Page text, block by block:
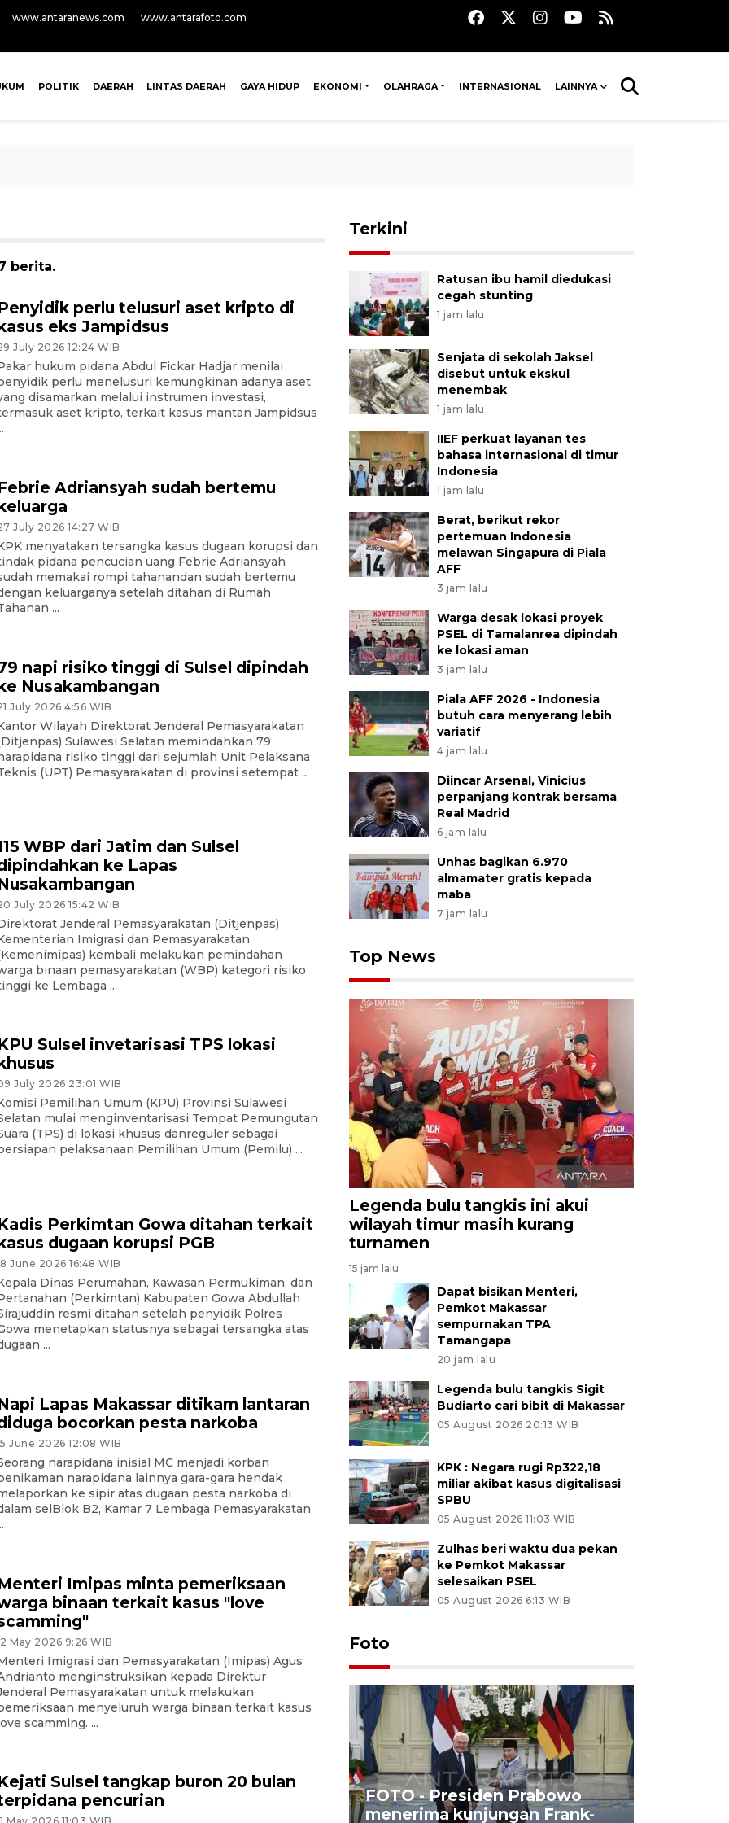
www.antaranews.com www.antarafoto.com
POLITIK DAERAH LINTAS DAERAH GAYA HIDUP EKONOMI OLAHRAGA INTERNASIONAL LAINNYA
berita.
perlu telusuri aset kripto di
eks Jampidsus
July 2026 12:24 WIB
hukum pidana Abdul Fickar Hadjar menilai
perlu menelusuri kemungkinan adanya aset
disamarkan melalui instrumen investasi,
aset kripto, terkait kasus mantan Jampidsus
Adriansyah sudah bertemu
July 2026 14:27 WIB
menyatakan tersangka kasus dugaan korupsi dan
pidana pencucian uang Febrie Adriansyah
memakai rompi tahanandan sudah bertemu
keluarganya setelah ditahan di Rumah
...
napi risiko tinggi di Sulsel dipindah
Nusakambangan
July 2026 4:56 WIB
Wilayah Direktorat Jenderal Pemasyarakatan
Sulawesi Selatan memindahkan 79
risiko tinggi dari sejumlah Unit Pelaksana
(UPT) Pemasyarakatan di provinsi setempat ...
WBP dari Jatim dan Sulsel
ke Lapas
July 2026 15:42 WIB
Jenderal Pemasyarakatan (Ditjenpas)
Imigrasi dan Pemasyarakatan
kembali melakukan pemindahan
binaan pemasyarakatan (WBP) kategori risiko
ke Lembaga ...
Sulsel invetarisasi TPS lokasi
July 2026 23:01 WIB
Pemilihan Umum (KPU) Provinsi Sulawesi
mulai menginventarisasi Tempat Pemungutan
(TPS) di lokasi khusus danreguler sebagai
pelaksanaan Pemilihan Umum (Pemilu) ...
Perkimtan Gowa ditahan terkait
dugaan korupsi PGB
June 2026 16:48 WIB
Dinas Perumahan, Kawasan Permukiman, dan
(Perkimtan) Kabupaten Gowa Abdullah
resmi ditahan setelah penyidik Polres
menetapkan statusnya sebagai tersangka atas
...
Lapas Makassar ditikam lantaran
bocorkan pesta narkoba
June 2026 12:08 WIB
narapidana inisial MC menjadi korban
narapidana lainnya gara-gara hendak
ke sipir atas dugaan pesta narkoba di
selBlok B2, Kamar 7 Lembaga Pemasyarakatan
Imipas minta pemeriksaan
binaan terkait kasus "love
May 2026 9:26 WIB
Imigrasi dan Pemasyarakatan (Imipas) Agus
menginstruksikan kepada Direktur
Pemasyarakatan untuk melakukan
menyeluruh warga binaan terkait kasus
scamming. ...
Sulsel tangkap buron 20 bulan
pencurian
Terkini
Ratusan ibu hamil diedukasi
cegah stunting
1 jam lalu
Senjata di sekolah Jaksel
disebut untuk ekskul
menembak
1 jam lalu
IIEF perkuat layanan tes
bahasa internasional di timur
Indonesia
1 jam lalu
Berat, berikut rekor
pertemuan Indonesia
melawan Singapura di Piala
AFF
3 jam lalu
Warga desak lokasi proyek
PSEL di Tamalanrea dipindah
ke lokasi aman
3 jam lalu
Piala AFF 2026 - Indonesia
butuh cara menyerang lebih
variatif
4 jam lalu
Diincar Arsenal, Vinicius
perpanjang kontrak bersama
Real Madrid
6 jam lalu
Unhas bagikan 6.970
almamater gratis kepada
maba
7 jam lalu
Top News
Legenda bulu tangkis ini akui
wilayah timur masih kurang
turnamen
15 jam lalu
Dapat bisikan Menteri,
Pemkot Makassar
sempurnakan TPA
Tamangapa
20 jam lalu
Legenda bulu tangkis Sigit
Budiarto cari bibit di Makassar
05 August 2026 20:13 WIB
KPK : Negara rugi Rp322,18
miliar akibat kasus digitalisasi
SPBU
05 August 2026 11:03 WIB
Zulhas beri waktu dua pekan
ke Pemkot Makassar
selesaikan PSEL
05 August 2026 6:13 WIB
Foto
FOTO - Kirab memperingati
HUT ke-80 Raja Keraton
FOTO - Presiden Prabowo
menerima kunjungan Frank-